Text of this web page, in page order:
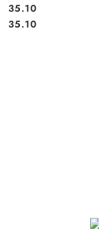
Cena:
35.10
Cena:
35.10